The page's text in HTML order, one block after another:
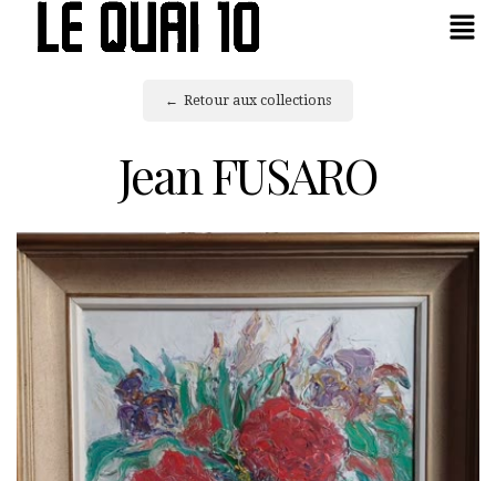
Retour aux collections
Jean FUSARO